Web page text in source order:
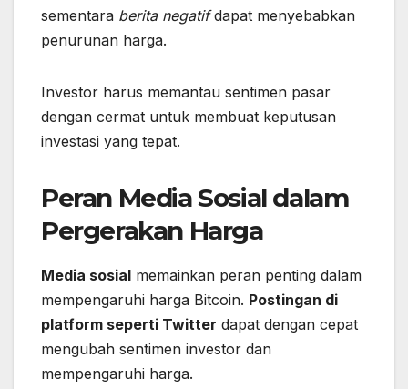
sementara berita negatifdapat menyebabkan
penurunan harga.
Investor harus memantau sentimen pasar
dengan cermat untuk membuat keputusan
investasi yang tepat.
Peran Media Sosial dalam
Pergerakan Harga
Media sosial memainkan peran penting dalam
mempengaruhi harga Bitcoin. Postingan di
platform seperti Twitter dapat dengan cepat
mengubah sentimen investor dan
mempengaruhi harga.